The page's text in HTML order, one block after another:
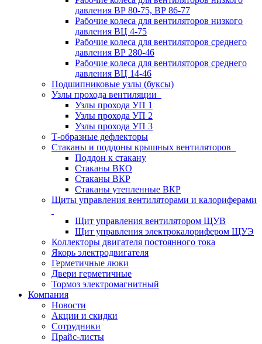
давления ВР 80-75, ВР 86-77
Рабочие колеса для вентиляторов низкого
давления ВЦ 4-75
Рабочие колеса для вентиляторов среднего
давления ВР 280-46
Рабочие колеса для вентиляторов среднего
давления ВЦ 14-46
Подшипниковые узлы (буксы)
Узлы прохода вентиляции
Узлы прохода УП 1
Узлы прохода УП 2
Узлы прохода УП 3
Т-образные дефлекторы
Стаканы и поддоны крышных вентиляторов
Поддон к стакану
Стаканы ВКО
Стаканы ВКР
Стаканы утепленные ВКР
Щиты управления вентиляторами и калориферами
Щит управления вентилятором ЩУВ
Щит управления электрокалорифером ЩУЭ
Коллекторы двигателя постоянного тока
Якорь электродвигателя
Герметичные люки
Двери герметичные
Тормоз электромагнитный
Компания
Новости
Акции и скидки
Сотрудники
Прайс-листы